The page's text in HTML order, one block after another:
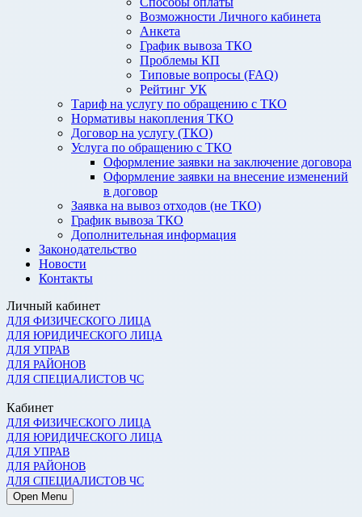
Возможности Личного кабинета
Анкета
График вывоза ТКО
Проблемы КП
Типовые вопросы (FAQ)
Рейтинг УК
Тариф на услугу по обращению с ТКО
Нормативы накопления ТКО
Договор на услугу (ТКО)
Услуга по обращению с ТКО
Оформление заявки на заключение договора
Оформление заявки на внесение изменений
в договор
Заявка на вывоз отходов (не ТКО)
График вывоза ТКО
Дополнительная информация
Законодательство
Новости
Контакты
Личный кабинет
ДЛЯ ФИЗИЧЕСКОГО ЛИЦА
ДЛЯ ЮРИДИЧЕСКОГО ЛИЦА
ДЛЯ УПРАВ
ДЛЯ РАЙОНОВ
ДЛЯ СПЕЦИАЛИСТОВ ЧС
Кабинет
ДЛЯ ФИЗИЧЕСКОГО ЛИЦА
ДЛЯ ЮРИДИЧЕСКОГО ЛИЦА
ДЛЯ УПРАВ
ДЛЯ РАЙОНОВ
ДЛЯ СПЕЦИАЛИСТОВ ЧС
Open Menu